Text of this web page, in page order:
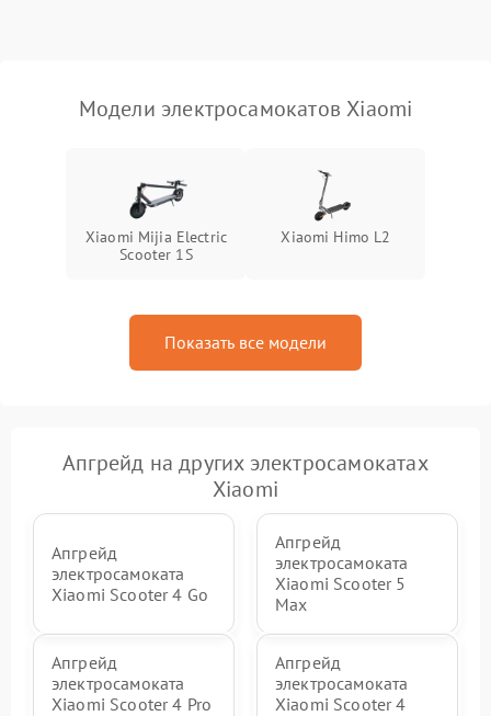
Модели электросамокатов Xiaomi
Xiaomi Mijia Electric
Scooter 1S
Xiaomi Himo L2
Показать все модели
Апгрейд на других электросамокатах
Xiaomi
Апгрейд
электросамоката
Xiaomi Scooter 4 Go
Апгрейд
электросамоката
Xiaomi Scooter 5
Max
Апгрейд
электросамоката
Xiaomi Scooter 4 Pro
Апгрейд
электросамоката
Xiaomi Scooter 4